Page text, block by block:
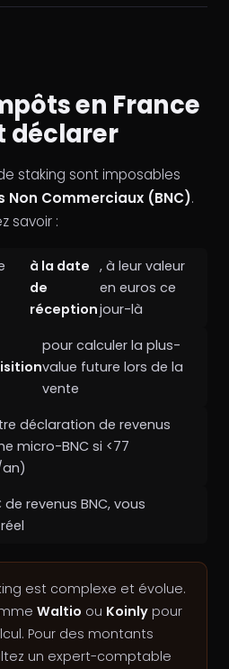
en France
déclarer
staking sont imposables
Non Commerciaux (BNC).
savoir :
à la date
de
réception
, à leur valeur
en euros ce
jour-là
pour calculer la plus-
value future lors de la
vente
déclaration de revenus
micro-BNC si <77
revenus BNC, vous
est complexe et évolue.
Waltio ou Koinly pour
Pour des montants
un expert-comptable